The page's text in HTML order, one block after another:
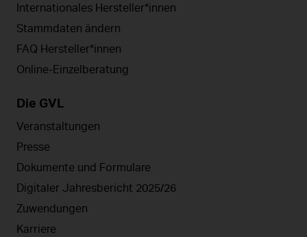
Internationales Hersteller*innen
Stammdaten ändern
FAQ Hersteller*innen
Online-Einzelberatung
Die GVL
Veranstaltungen
Presse
Dokumente und Formulare
Digitaler Jahresbericht 2025/26
Zuwendungen
Karriere